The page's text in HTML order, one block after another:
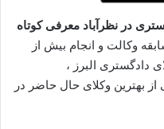
در نظرآباد معرفی کوتاه
با بیش از 7 سال سابقه وکالت و انجام بیش از
دادگستری البرز ،
بهترین وکلای حال حاضر در